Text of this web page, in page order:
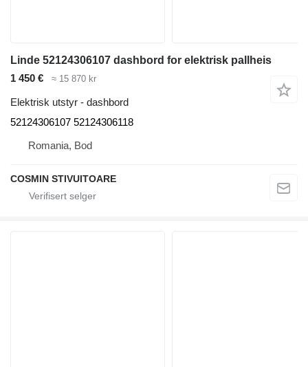
Linde 52124306107 dashbord for elektrisk pallheis
1 450 €
≈ 15 870 kr
Elektrisk utstyr - dashbord
52124306107 52124306118
Romania, Bod
COSMIN STIVUITOARE